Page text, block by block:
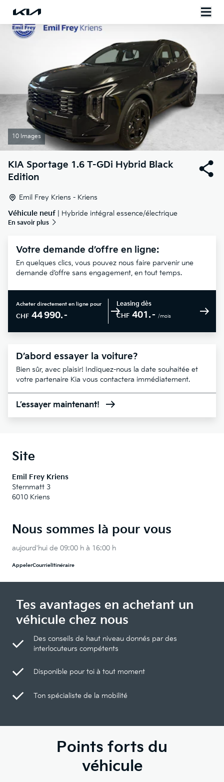
10 Images
KIA Sportage 1.6 T-GDi Hybrid Black
Edition
Emil Frey Kriens - Kriens
Véhicule neuf | Hybride intégral essence/électrique
En savoir plus
Votre demande d’offre en ligne:
En quelques clics, vous pouvez nous faire parvenir une
demande d’offre sans engagement, en tout temps.
Acheter directement en ligne pour
CHF 44 990.–
Leasing dès
CHF 401.– /mois
D’abord essayer la voiture?
Bien sûr, avec plaisir! Indiquez-nous la date souhaitée et
votre partenaire Kia vous contactera immédiatement.
L’essayer maintenant!
Site
Emil Frey Kriens
Sternmatt 3
6010 Kriens
Nous sommes là pour vous
aujourd'hui de 09:00 h à 16:00 h
AppelerCourriel Itinéraire
Tes avantages en achetant un
véhicule chez nous
Des conseils de haut niveau donnés par des
interlocuteurs compétents
Disponible pour toi à tout moment
Ton spécialiste de la mobilité
Points forts du
véhicule